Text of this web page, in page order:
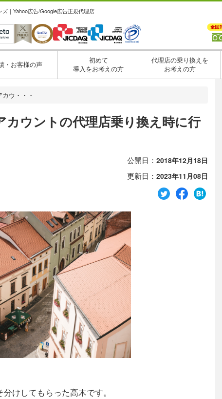
｜Yahoo広告/Google広告正規代理店
・お客様の声
初めて
導入をお考えの方
代理店の乗り換えを
お考えの方
ウ・・・
カウントの代理店乗り換え時に行
公開日： 2018年12月18日
更新日： 2023年11月08日
けしてもらった高木です。